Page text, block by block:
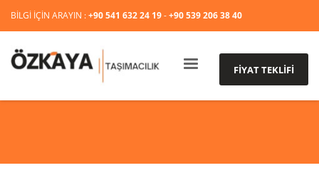
BİLGİ İÇİN ARAYIN :+90 541 632 24 19-+90 539 206 38 40
FİYAT TEKLİFİ